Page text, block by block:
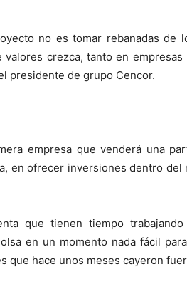
no es tomar rebanadas de
crezca, tanto en
presidente de grupo Cencor.
empresa que venderá una
en ofrecer inversiones dentro
que tienen tiempo
en un momento nada fácil
que hace unos meses cayeron